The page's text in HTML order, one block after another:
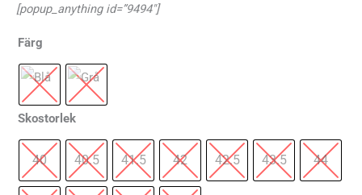
[popup_anything id=”9494″]
Färg
Skostorlek
40 40.5 41.5 42 42.5 43.5 44